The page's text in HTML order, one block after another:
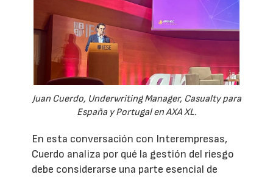
Juan Cuerdo, Underwriting Manager, Casualty para
España y Portugal en AXA XL.
En esta conversación con Interempresas,
Cuerdo analiza por qué la gestión del riesgo
debe considerarse una parte esencial de